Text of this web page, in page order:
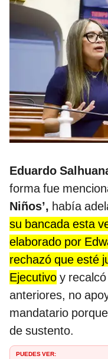
Eduardo
forma fue
Niños’, había
su bancada esta
elaborado por
rechazó que esté
Ejecutivo y
anteriores, no
mandatario
de sustento.
PUEDES VER: